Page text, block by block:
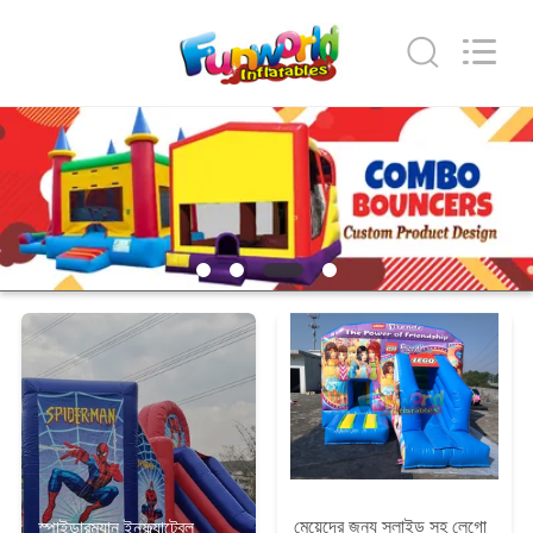
বাড়ি
পণ্য
ভিডিও
আমাদের
সম্পর্কে
কারখানা
ভ্রমণ
স্পাইডারম্যান ইনফ্ল্যাটেবল
মেয়েদের জন্য স্লাইড সহ লেগো